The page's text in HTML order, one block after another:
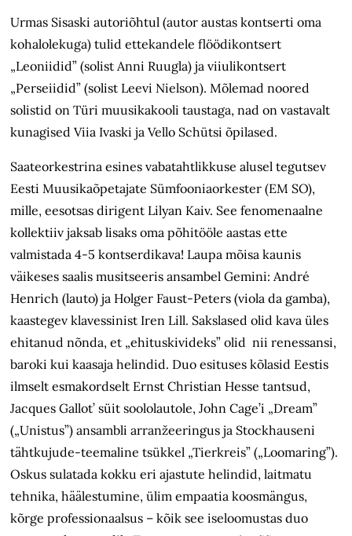
Urmas Sisaski autoriõhtul (autor austas kontserti oma
kohalolekuga) tulid ettekandele flöödikontsert
„Leoniidid” (solist Anni Ruugla) ja viiulikontsert
„Perseiidid” (solist Leevi Nielson). Mõlemad noored
solistid on Türi muusikakooli taustaga, nad on vastavalt
kunagised Viia Ivaski ja Vello Schütsi õpilased.
Saateorkestrina esines vabatahtlikkuse alusel tegutsev
Eesti Muusikaõpetajate Sümfooniaorkester (EM SO),
mille, eesotsas dirigent Lilyan Kaiv. See fenomenaalne
kollektiiv jaksab lisaks oma põhitööle aastas ette
valmistada 4-5 kontserdikava! Laupa mõisa kaunis
väikeses saalis musitseeris ansambel Gemini: André
Henrich (lauto) ja Holger Faust-Peters (viola da gamba),
kaastegev klavessinist Iren Lill. Sakslased olid kava üles
ehitanud nõnda, et „ehituskivideks” olid nii renessansi,
baroki kui kaasaja helindid. Duo esituses kõlasid Eestis
ilmselt esmakordselt Ernst Christian Hesse tantsud,
Jacques Gallot’ süit soololautole, John Cage’i „Dream”
(„Unistus”) ansambli arranžeeringus ja Stockhauseni
tähtkujude-teemaline tsükkel „Tierkreis” („Loomaring”).
Oskus sulatada kokku eri ajastute helindid, laitmatu
tehnika, häälestumine, ülim empaatia koosmängus,
kõrge professionaalsus – kõik see iseloomustas duo